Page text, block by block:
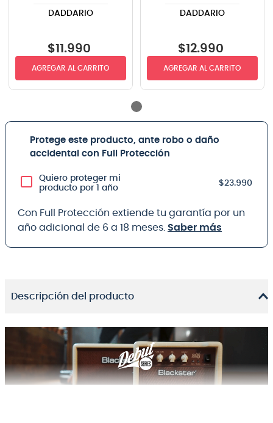
EXL110 .010-.046
DADDARIO
$11 .990
AGREGAR AL CARRITO
color negro
DADDARIO
$12.990
AGREGAR AL CARRITO
Protege este producto, ante robo o daño
accidental con Full Protección
Quiero proteger mi
producto por 1 año
$23.990
Con Full Protección extiende tu garantía por un
año adicional de 6 a 18 meses. Saber más
Descripción del producto